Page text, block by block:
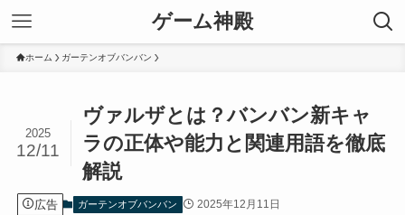
ゲーム神殿
ホーム ガーテンオブバンバン
ヴァルザとは？バンバン新キャ
ラの正体や能力と関連用語を徹底
解説
2025
12/11
広告 ガーテンオブバンバン 2025年12月11日